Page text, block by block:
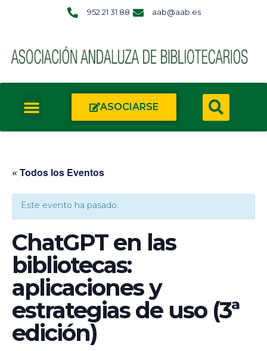
952 21 31 88 aab@aab.es
ASOCIARSE
« Todos los Eventos
Este evento ha pasado.
ChatGPT en las
bibliotecas:
aplicaciones y
estrategias de uso (3ª
edición)